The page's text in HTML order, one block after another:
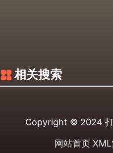
相关搜索
Copyright © 2024
网站首页 XML